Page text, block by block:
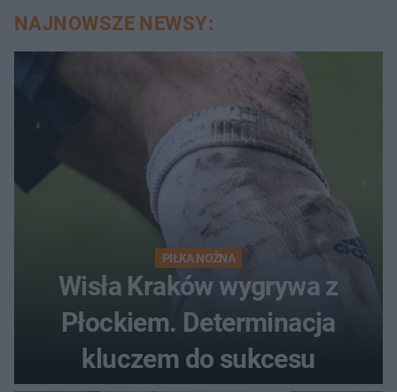
NAJNOWSZE NEWSY:
PIŁKA NOŻNA
Wisła Kraków wygrywa z
Płockiem. Determinacja
kluczem do sukcesu